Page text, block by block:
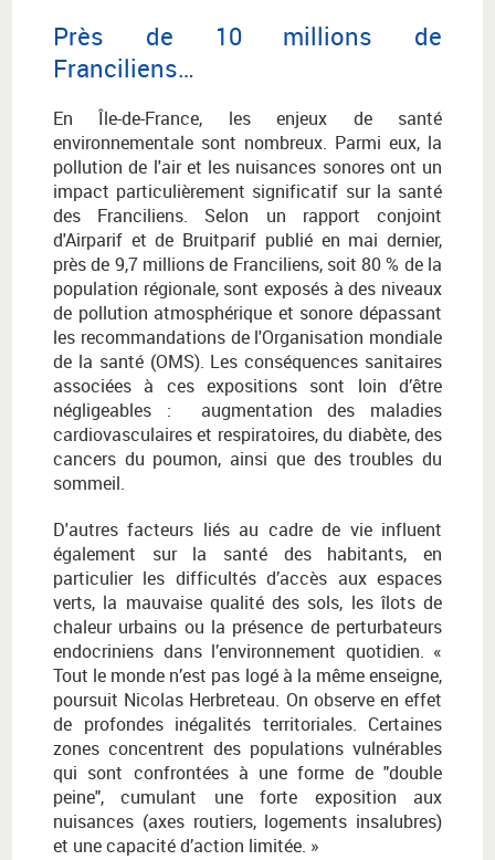
Près de 10 millions de
Franciliens…
En Île-de-France, les enjeux de santé
environnementale sont nombreux. Parmi eux, la
pollution de l'air et les nuisances sonores ont un
impact particulièrement significatif sur la santé
des Franciliens. Selon un rapport conjoint
d'Airparif et de Bruitparif publié en mai dernier,
près de 9,7 millions de Franciliens, soit 80 % de la
population régionale, sont exposés à des niveaux
de pollution atmosphérique et sonore dépassant
les recommandations de l'Organisation mondiale
de la santé (OMS). Les conséquences sanitaires
associées à ces expositions sont loin d’être
négligeables : augmentation des maladies
cardiovasculaires et respiratoires, du diabète, des
cancers du poumon, ainsi que des troubles du
sommeil.
D'autres facteurs liés au cadre de vie influent
également sur la santé des habitants, en
particulier les difficultés d’accès aux espaces
verts, la mauvaise qualité des sols, les îlots de
chaleur urbains ou la présence de perturbateurs
endocriniens dans l’environnement quotidien. «
Tout le monde n’est pas logé à la même enseigne,
poursuit Nicolas Herbreteau. On observe en effet
de profondes inégalités territoriales. Certaines
zones concentrent des populations vulnérables
qui sont confrontées à une forme de "double
peine", cumulant une forte exposition aux
nuisances (axes routiers, logements insalubres)
et une capacité d’action limitée. »